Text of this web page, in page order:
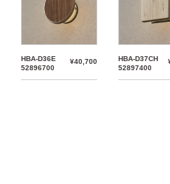
HBA-D36E
52896700
¥40,700
HBA-D37CH
52897400